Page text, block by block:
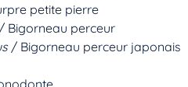
petite pierre
Bigorneau perceur
/ Bigorneau perceur japonais